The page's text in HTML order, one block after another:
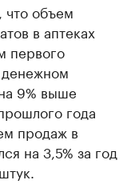
объем
в аптеках
первого
денежном
9% выше
года
продаж в
на 3,5% за год